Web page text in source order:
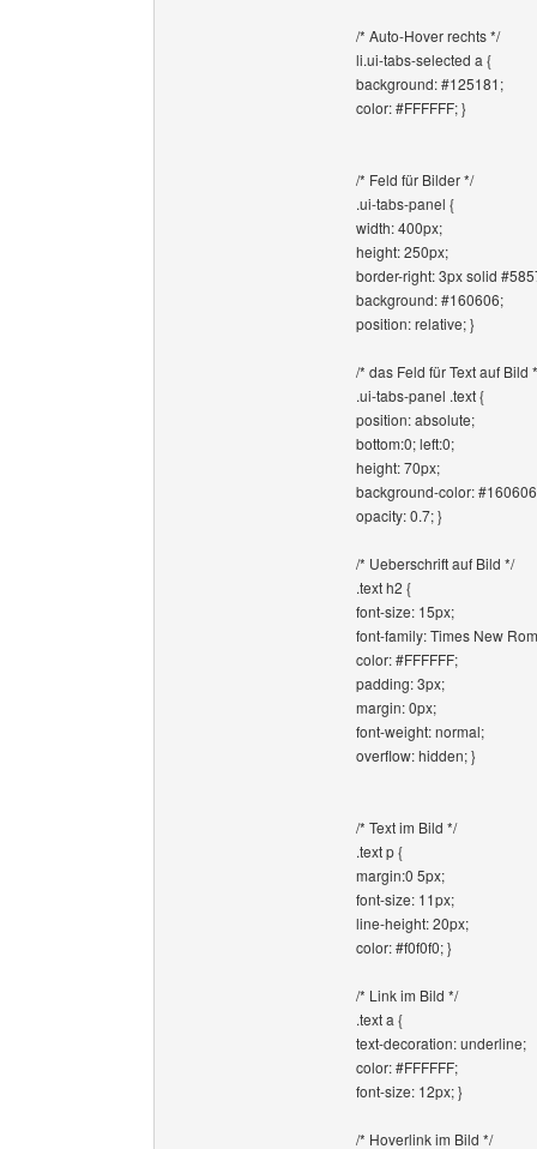
/* Auto-Hover rechts */
li.ui-tabs-selected a {
background: #125181;
color: #FFFFFF; }
/* Feld für Bilder */
.ui-tabs-panel {
width: 400px;
height: 250px;
border-right: 3px solid
background: #160606;
position: relative; }
/* das Feld für Text auf Bild
.ui-tabs-panel .text {
position: absolute;
bottom:0; left:0;
height: 70px;
background-color:
opacity: 0.7; }
/* Ueberschrift auf Bild */
.text h2 {
font-size: 15px;
font-family: Times New
color: #FFFFFF;
padding: 3px;
margin: 0px;
font-weight: normal;
overflow: hidden; }
/* Text im Bild */
.text p {
margin:0 5px;
font-size: 11px;
line-height: 20px;
color: #f0f0f0; }
/* Link im Bild */
.text a {
text-decoration: underline;
color: #FFFFFF;
font-size: 12px; }
/* Hoverlink im Bild */